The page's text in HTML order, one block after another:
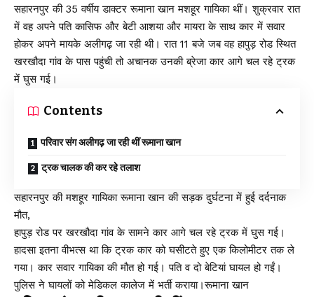
सहारनपुर की 35 वर्षीय डाक्टर रूमाना खान मशहूर गायिका थीं। शुक्रवार रात
में वह अपने पति कासिफ और बेटी आशया और मायरा के साथ कार में सवार
होकर अपने मायके अलीगढ़ जा रही थी। रात 11 बजे जब वह हापुड़ रोड स्थित
खरखौदा गांव के पास पहुंची तो अचानक उनकी ब्रेजा कार आगे चल रहे ट्रक
में घुस गई।
Contents
परिवार संग अलीगढ़ जा रही थीं रूमाना खान
ट्रक चालक की कर रहे तलाश
सहारनपुर की मशहूर गायिका रूमाना खान की सड़क दुर्घटना में हुई दर्दनाक
मौत,
हापुड़ रोड पर खरखौदा गांव के सामने कार आगे चल रहे ट्रक में घुस गई।
हादसा इतना वीभत्स था कि ट्रक कार को घसीटते हुए एक किलोमीटर तक ले
गया। कार सवार गायिका की मौत हो गई। पति व दो बेटियां घायल हो गईं।
पुलिस ने घायलों को मेडिकल कालेज में भर्ती कराया।रूमाना खान